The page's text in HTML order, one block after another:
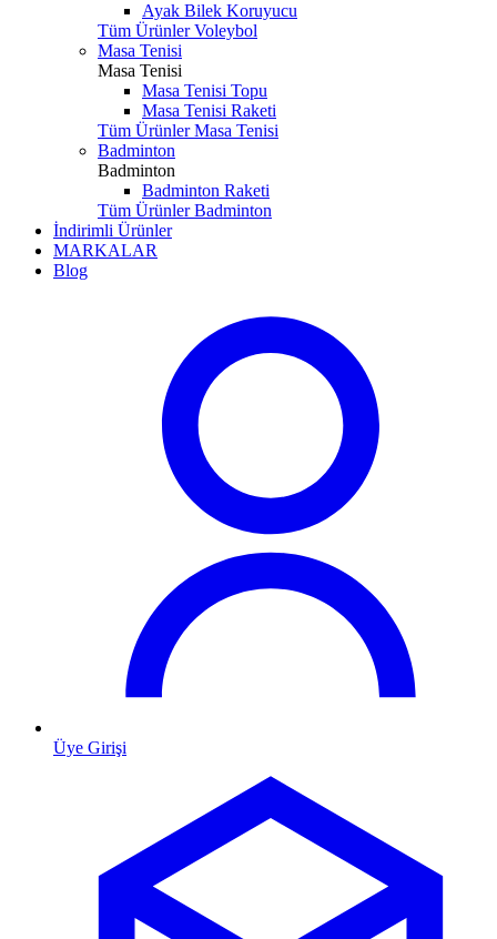
Ayak Bilek Koruyucu
Tüm Ürünler Voleybol
Masa Tenisi
Masa Tenisi
Masa Tenisi Topu
Masa Tenisi Raketi
Tüm Ürünler Masa Tenisi
Badminton
Badminton
Badminton Raketi
Tüm Ürünler Badminton
İndirimli Ürünler
MARKALAR
Blog
Üye Girişi